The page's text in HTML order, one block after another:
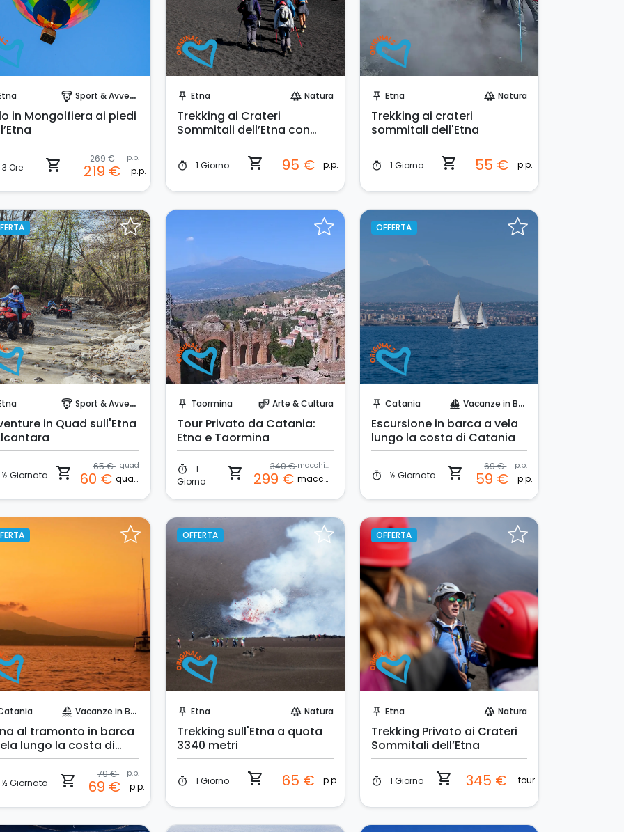
paragliding Sport & Avventura
in Mongolfiera ai piedi
3 Ore shopping_cart 269 € p.p.
219 € p.p.
push_pin Etna forest Natura
Trekking ai Crateri
Sommitali dell’Etna con
Pick-up da Catania
timer 1 Giorno shopping_cart 95 € p.p.
push_pin Etna forest Natura
Trekking ai crateri
sommitali dell'Etna
timer 1 Giorno shopping_cart 55 € p.p.
paragliding Sport & Avventura
in Quad sull'Etna
½ Giornata shopping_cart 65 € quad
60 € quad
push_pin Taormina theater_comedy Arte & Cultura
Tour Privato da Catania:
Etna e Taormina
timer
1
Giorno
shopping_cart 340 € macchina
299 € macchina
OFFERTA
push_pin Catania sailing Vacanze in Barca
Escursione in barca a vela
lungo la costa di Catania
timer ½ Giornata shopping_cart 69 € p.p.
59 € p.p.
sailing Vacanze in Barca
al tramonto in barca
lungo la costa di
½ Giornata shopping_cart 79 € p.p.
69 € p.p.
OFFERTA
push_pin Etna forest Natura
Trekking sull'Etna a quota
3340 metri
timer 1 Giorno shopping_cart 65 € p.p.
OFFERTA
push_pin Etna forest Natura
Trekking Privato ai Crateri
Sommitali dell’Etna
timer 1 Giorno shopping_cart 345 € tour